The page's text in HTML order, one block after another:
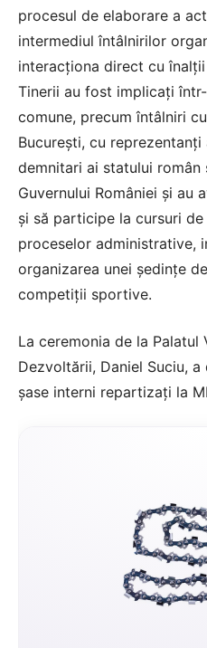
procesul de elaborare a
intermediul întâlnirilor
interacţiona direct cu
Tinerii au fost implicaţi
comune, precum întâlniri
Bucureşti, cu
demnitari ai statului
Guvernului României şi au
şi să participe la cursuri
proceselor administrative,
organizarea unei şedinţe
competiţii sportive.
La ceremonia de la Palatul
Dezvoltării, Daniel Suciu,
şase interni repartizaţi la